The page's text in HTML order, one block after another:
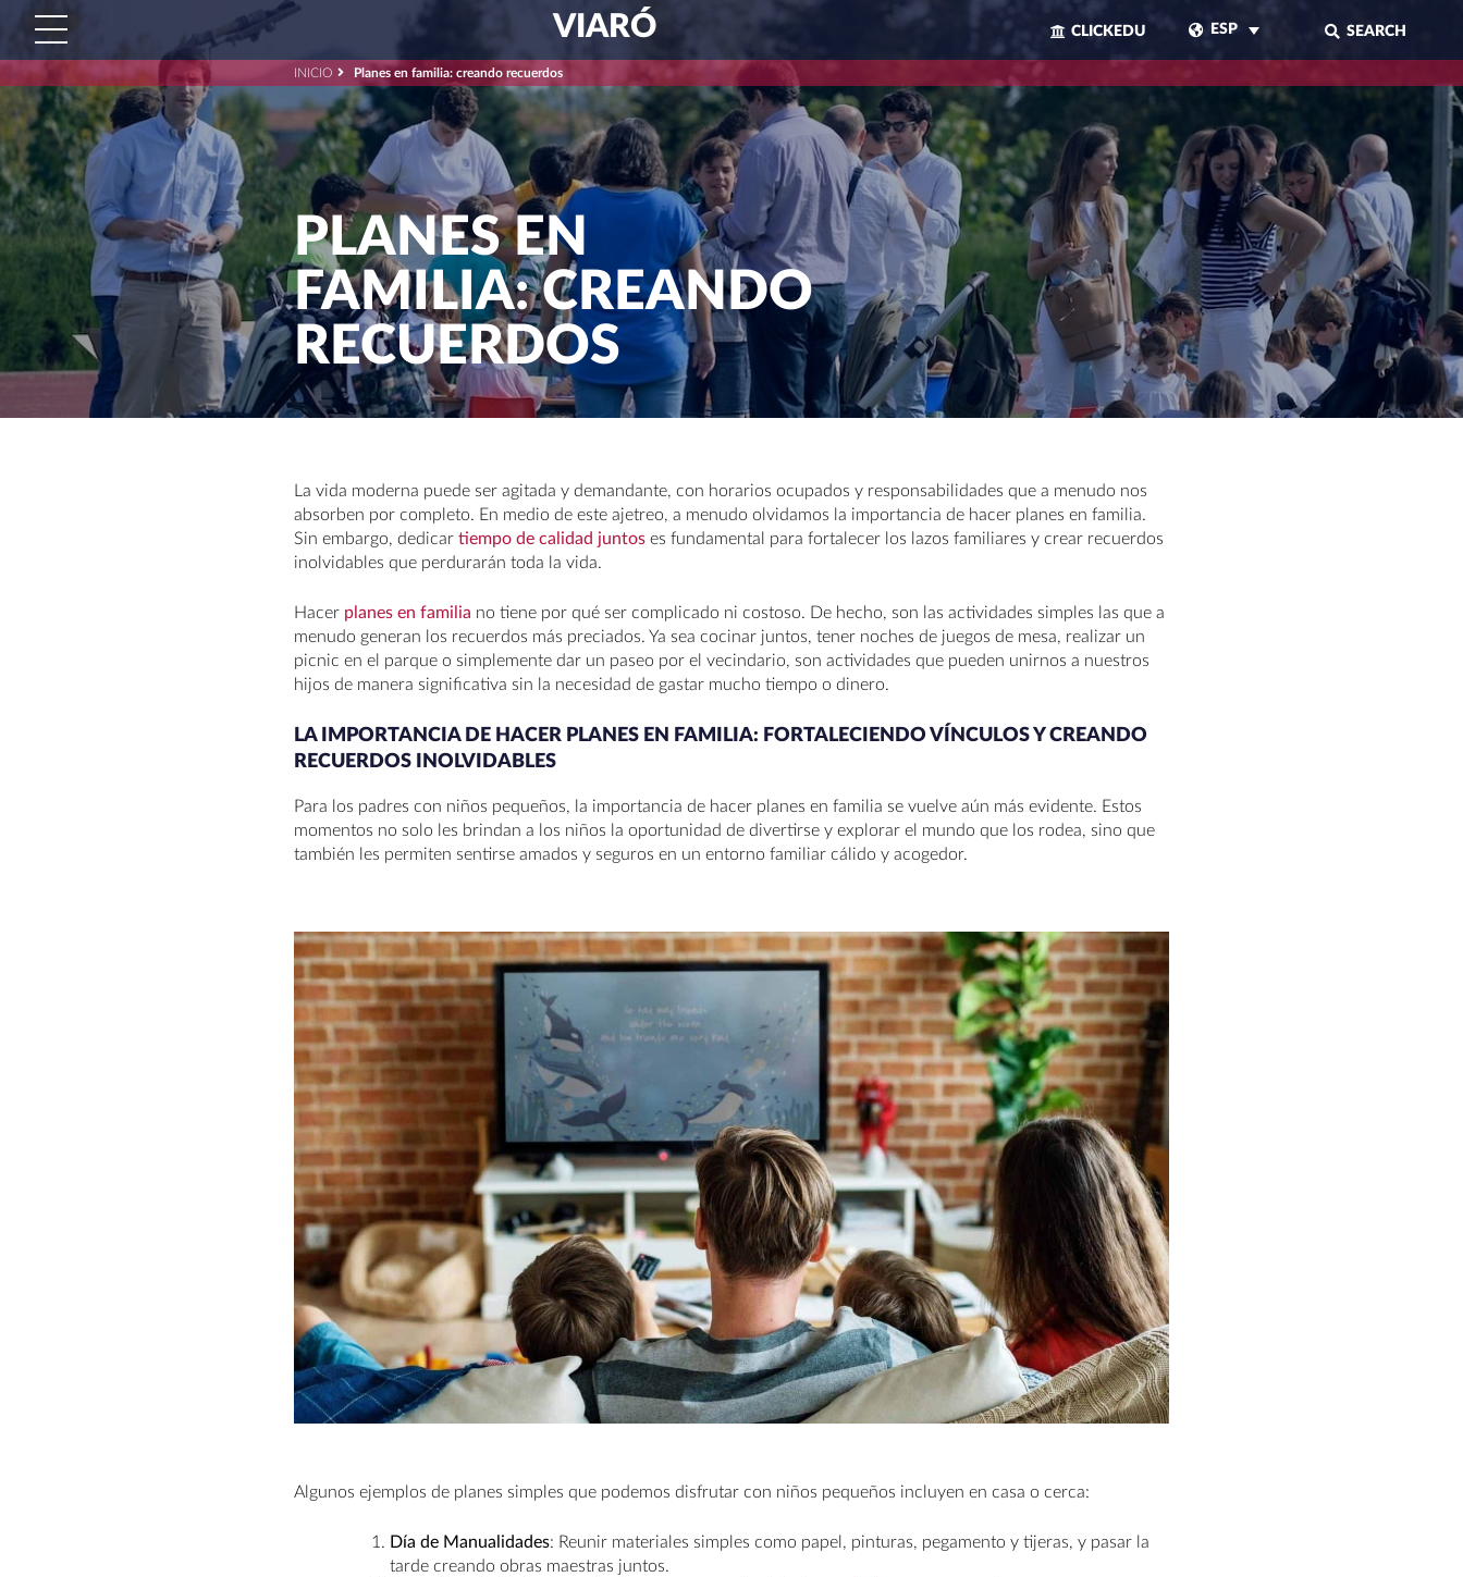
VIARÓ CLICKEDU ESP SEARCH
Buscar:'
CERRAR
INICIO Planes en familia: creando recuerdos
PLANES EN
FAMILIA: CREANDO
RECUERDOS
La vida moderna puede ser agitada y demandante, con horarios ocupados y responsabilidades que a menudo nos
absorben por completo. En medio de este ajetreo, a menudo olvidamos la importancia de hacer planes en familia.
Sin embargo, dedicar tiempo de calidad juntos es fundamental para fortalecer los lazos familiares y crear recuerdos
inolvidables que perdurarán toda la vida.
Hacer planes en familia no tiene por qué ser complicado ni costoso. De hecho, son las actividades simples las que a
menudo generan los recuerdos más preciados. Ya sea cocinar juntos, tener noches de juegos de mesa, realizar un
picnic en el parque o simplemente dar un paseo por el vecindario, son actividades que pueden unirnos a nuestros
hijos de manera significativa sin la necesidad de gastar mucho tiempo o dinero.
LA IMPORTANCIA DE HACER PLANES EN FAMILIA: FORTALECIENDO VÍNCULOS Y CREANDO
RECUERDOS INOLVIDABLES
Para los padres con niños pequeños, la importancia de hacer planes en familia se vuelve aún más evidente. Estos
momentos no solo les brindan a los niños la oportunidad de divertirse y explorar el mundo que los rodea, sino que
también les permiten sentirse amados y seguros en un entorno familiar cálido y acogedor.
Algunos ejemplos de planes simples que podemos disfrutar con niños pequeños incluyen en casa o cerca:
Día de Manualidades: Reunir materiales simples como papel, pinturas, pegamento y tijeras, y pasar la
tarde creando obras maestras juntos.